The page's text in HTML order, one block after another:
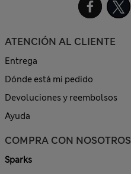
ATENCIÓN AL CLIENTE
Entrega
Dónde está mi pedido
Devoluciones y reembolsos
Ayuda
COMPRA CON NOSOTROS
Sparks